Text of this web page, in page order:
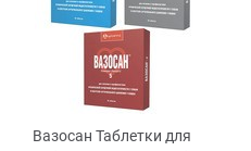
Вазосан Таблетки для